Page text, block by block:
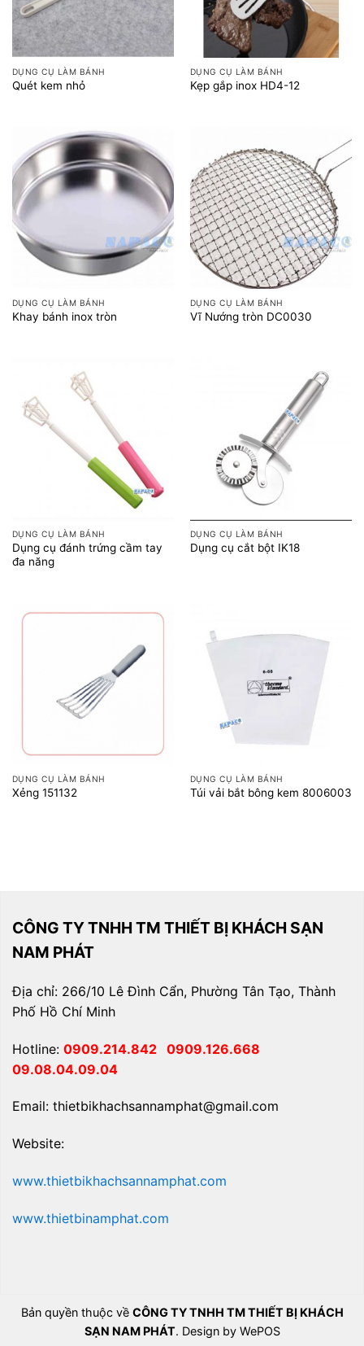
DỤNG CỤ LÀM BÁNH
Quét kem nhỏ
DỤNG CỤ LÀM BÁNH
Kẹp gắp inox HD4-12
DỤNG CỤ LÀM BÁNH
Khay bánh inox tròn
DỤNG CỤ LÀM BÁNH
Vĩ Nướng tròn DC0030
DỤNG CỤ LÀM BÁNH
Dụng cụ đánh trứng cầm tay
đa năng
DỤNG CỤ LÀM BÁNH
Dụng cụ cắt bột IK18
DỤNG CỤ LÀM BÁNH
Xẻng 151132
DỤNG CỤ LÀM BÁNH
Túi vải bắt bông kem 8006003
CÔNG TY TNHH TM THIẾT BỊ KHÁCH SẠN
NAM PHÁT
Địa chỉ: 266/10 Lê Đình Cẩn, Phường Tân Tạo, Thành
Phố Hồ Chí Minh
Hotline: 0909.214.842 0909.126.668
09.08.04.09.04
Email: thietbikhachsannamphat@gmail.com
Website:
www.thietbikhachsannamphat.com
www.thietbinamphat.com
Bản quyền thuộc về CÔNG TY TNHH TM THIẾT BỊ KHÁCH
SẠN NAM PHÁT. Design by WePOS